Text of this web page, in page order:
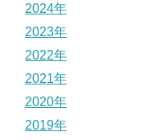
2024年
2023年
2022年
2021年
2020年
2019年